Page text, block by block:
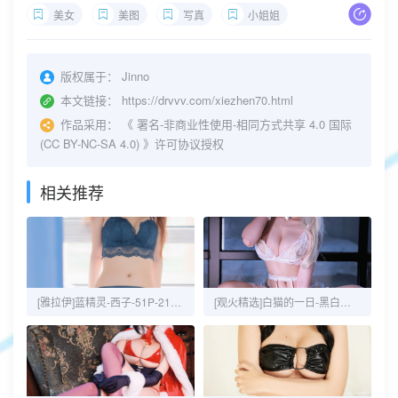
美女 美图 写真 小姐姐
版权属于：
Jinno
本文链接：
https://drvvv.com/xiezhen70.html
作品采用：
《 署名-非商业性使用-相同方式共享 4.0 国际
(CC BY-NC-SA 4.0) 》许可协议授权
相关推荐